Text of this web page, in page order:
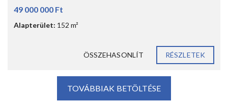
49 000 000 Ft
Alapterület: 152 m²
ÖSSZEHASONLÍT RÉSZLETEK
TOVÁBBIAK BETÖLTÉSE